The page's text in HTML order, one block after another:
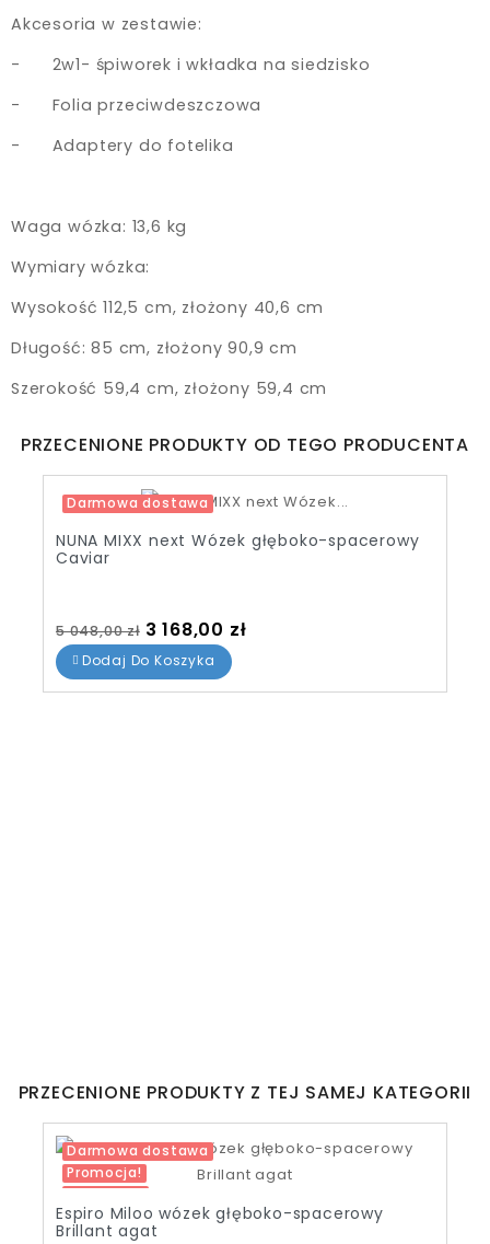
Akcesoria w zestawie:
- 2w1- śpiworek i wkładka na siedzisko
- Folia przeciwdeszczowa
- Adaptery do fotelika
Waga wózka: 13,6 kg
Wymiary wózka:
Wysokość 112,5 cm, złożony 40,6 cm
Długość: 85 cm, złożony 90,9 cm
Szerokość 59,4 cm, złożony 59,4 cm
PRZECENIONE PRODUKTY OD TEGO PRODUCENTA
Darmowa dostawa
-1 650,00 zł
Pakiet
NUNA TRIV next Wózek głęboko-spacerowy
Rose
Cena standardowa
4 648,00 zł Cena
2 998,00 zł
Dodaj Do Koszyka
PRZECENIONE PRODUKTY Z TEJ SAMEJ KATEGORII
Darmowa dostawa
Promocja!
Venicci Tinum Upline SE 2 Wózek głęboko-
spacerowy Powder